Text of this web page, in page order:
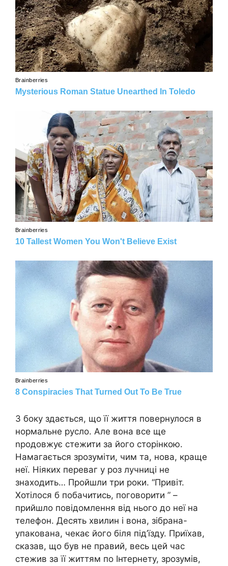
З боку здається, що її життя повернулося в
нормальне русло. Але вона все ще
nродовжує стежити за його сторінкою.
Намагається зрозуміти, чим та, нова, краще
неї. Ніяких переваг у роз лучниці не
знаходить… Пройшли три роки. “Привіт.
Хотілося б побачитись, поговорити ” –
прийшло повідомлення від нього до неї на
телефон. Десять хвилин і вона, зібрана-
упакована, чекає його біля під’їзду. Приїхав,
сказав, що був не правий, весь цей час
стежив за її життям по Інтернету, зрозумів,